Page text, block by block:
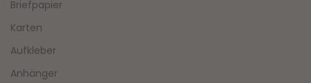
Briefpapier
Karten
Aufkleber
Anhänger